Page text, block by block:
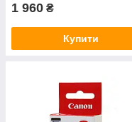
1 960 ₴
Купити